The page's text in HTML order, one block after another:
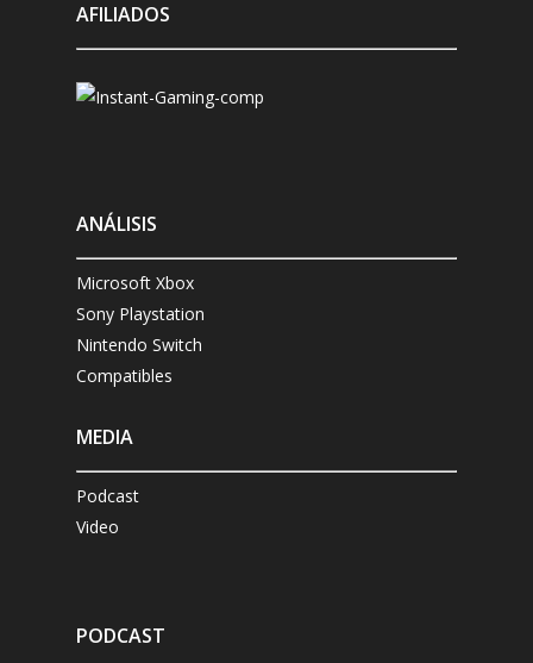
AFILIADOS
ANÁLISIS
Microsoft Xbox
Sony Playstation
Nintendo Switch
Compatibles
MEDIA
Podcast
Video
PODCAST